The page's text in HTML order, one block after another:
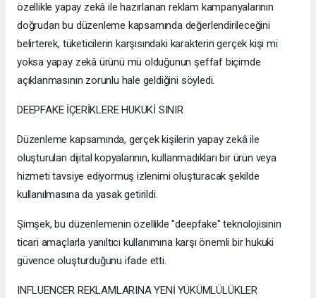
özellikle yapay zekâ ile hazırlanan reklam kampanyalarının
doğrudan bu düzenleme kapsamında değerlendirileceğini
belirterek, tüketicilerin karşısındaki karakterin gerçek kişi mi
yoksa yapay zekâ ürünü mü olduğunun şeffaf biçimde
açıklanmasının zorunlu hale geldiğini söyledi.
DEEPFAKE İÇERİKLERE HUKUKİ SINIR
Düzenleme kapsamında, gerçek kişilerin yapay zekâ ile
oluşturulan dijital kopyalarının, kullanmadıkları bir ürün veya
hizmeti tavsiye ediyormuş izlenimi oluşturacak şekilde
kullanılmasına da yasak getirildi.
Şimşek, bu düzenlemenin özellikle "deepfake" teknolojisinin
ticari amaçlarla yanıltıcı kullanımına karşı önemli bir hukuki
güvence oluşturduğunu ifade etti.
INFLUENCER REKLAMLARINA YENİ YÜKÜMLÜLÜKLER